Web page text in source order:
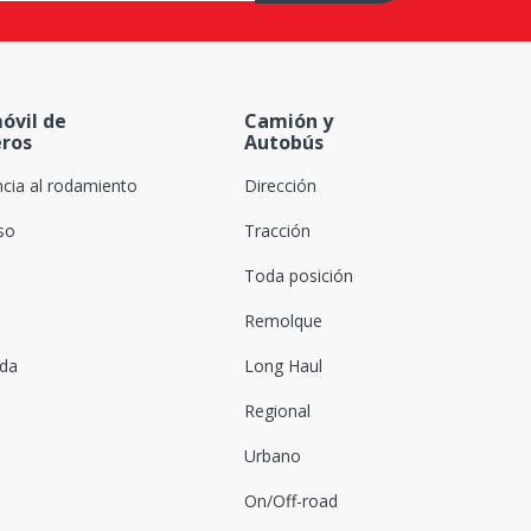
de
al rodamiento
Camión y
Autobús
Dirección
Tracción
Toda posición
Remolque
Long Haul
Regional
Urbano
On/Off-road